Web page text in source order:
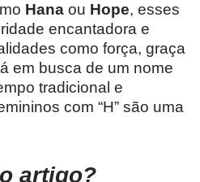
Hana ou Hope, esses
encantadora e
como força, graça
em busca de um nome
tradicional e
com “H” são uma
artigo?